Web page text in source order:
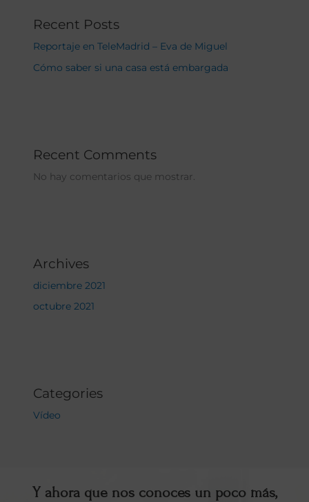
Recent Posts
Reportaje en TeleMadrid – Eva de Miguel
Cómo saber si una casa está embargada
Recent Comments
No hay comentarios que mostrar.
Archives
diciembre 2021
octubre 2021
Categories
Vídeo
Y ahora que nos conoces un poco más,